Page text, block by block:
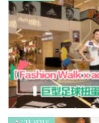
不要玩食物？「小熊軟糖畫